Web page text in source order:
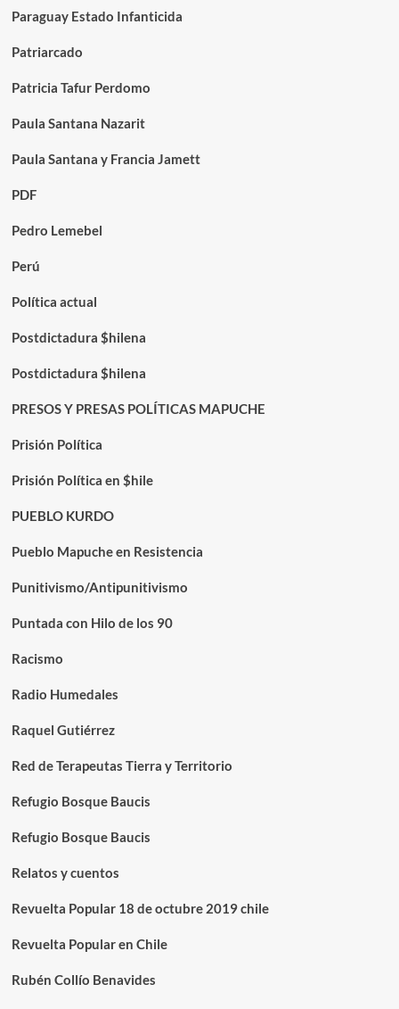
Paraguay Estado Infanticida
Patriarcado
Patricia Tafur Perdomo
Paula Santana Nazarit
Paula Santana y Francia Jamett
PDF
Pedro Lemebel
Perú
Política actual
Postdictadura $hilena
Postdictadura $hilena
PRESOS Y PRESAS POLÍTICAS MAPUCHE
Prisión Política
Prisión Política en $hile
PUEBLO KURDO
Pueblo Mapuche en Resistencia
Punitivismo/Antipunitivismo
Puntada con Hilo de los 90
Racismo
Radio Humedales
Raquel Gutiérrez
Red de Terapeutas Tierra y Territorio
Refugio Bosque Baucis
Refugio Bosque Baucis
Relatos y cuentos
Revuelta Popular 18 de octubre 2019 chile
Revuelta Popular en Chile
Rubén Collío Benavides